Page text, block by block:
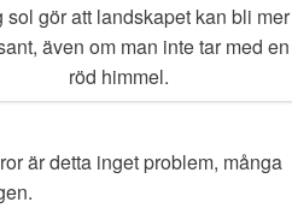
sol gör att landskapet kan bli mer
även om man inte tar med en
röd himmel.
är detta inget problem, många